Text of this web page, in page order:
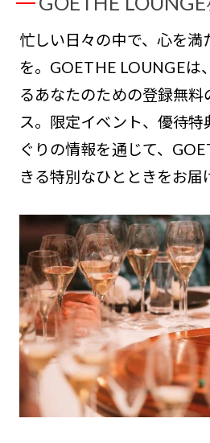
忙しい日々の中で、心を満
を。GOETHE LOUNGEは
るあなたのための登録無料
ス。限定イベント、優待特
ぐりの情報を通じて、
きる特別なひとときをお届